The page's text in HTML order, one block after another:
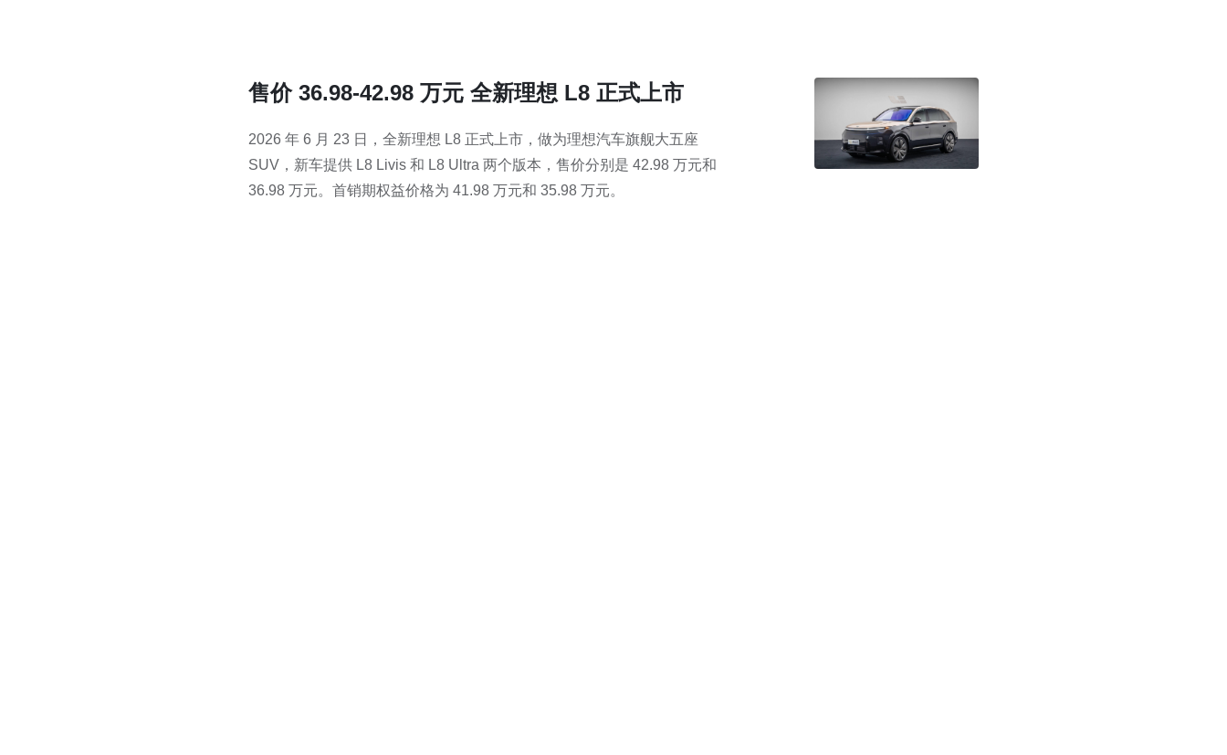
售价 36.98-42.98 万元 全新理想 L8 正式上市
2026 年 6 月 23 日，全新理想 L8 正式上市，做为理想汽车旗舰大五座
SUV，新车提供 L8 Livis 和 L8 Ultra 两个版本，售价分别是 42.98 万元和
36.98 万元。首销期权益价格为 41.98 万元和 35.98 万元。